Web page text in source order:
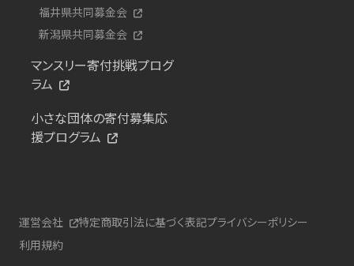
福井県共同募金会
新潟県共同募金会
マンスリー寄付挑戦プログ
ラム
小さな団体の寄付募集応
援プログラム
運営会社 特定商取引法に基づく表記プライバシーポリシー
利用規約